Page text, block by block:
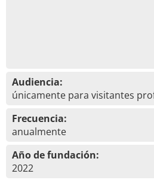
Audiencia:
únicamente para visitantes
Frecuencia:
anualmente
Año de fundación:
2022